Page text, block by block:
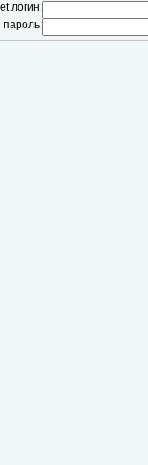
логин:
пароль: